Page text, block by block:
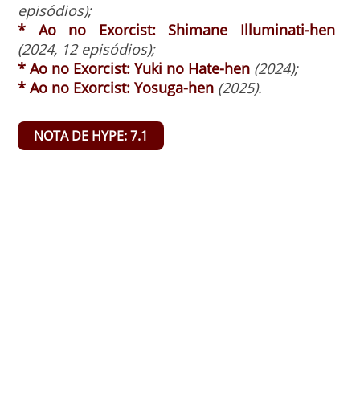
episódios);
* Ao no Exorcist:Shimane Illuminati-hen
(2024, 12 episódios);
* Ao no Exorcist: Yuki no Hate-hen (2024);
* Ao no Exorcist: Yosuga-hen (2025).
NOTA DE HYPE: 7.1